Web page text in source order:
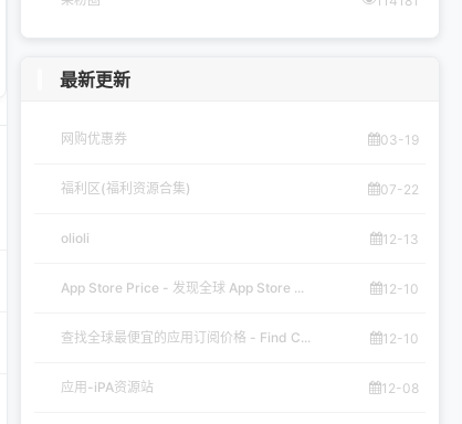
最新更新
网购优惠券 03-19
福利区(福利资源合集) 07-22
olioli 12-13
App Store Price - 发现全球 App Store ... 12-10
查找全球最便宜的应用订阅价格 - Find C... 12-10
应用-iPA资源站 12-08